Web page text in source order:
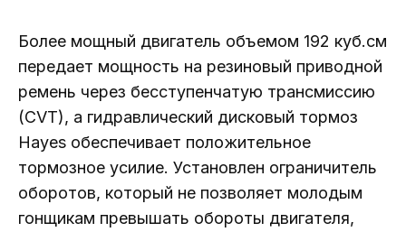
Более мощный двигатель объемом 192 куб.см
передает мощность на резиновый приводной
ремень через бесступенчатую трансмиссию
(CVT), а гидравлический дисковый тормоз
Hayes обеспечивает положительное
тормозное усилие. Установлен ограничитель
оборотов, который не позволяет молодым
гонщикам превышать обороты двигателя,